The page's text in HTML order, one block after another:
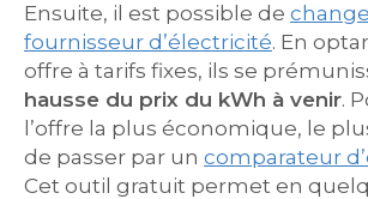
Ensuite, il est possible de
fournisseur d’électricité. En
offre à tarifs fixes, ils se
hausse du prix du kWh à venir.
l’offre la plus économique, le
de passer par un comparateur
Cet outil gratuit permet en